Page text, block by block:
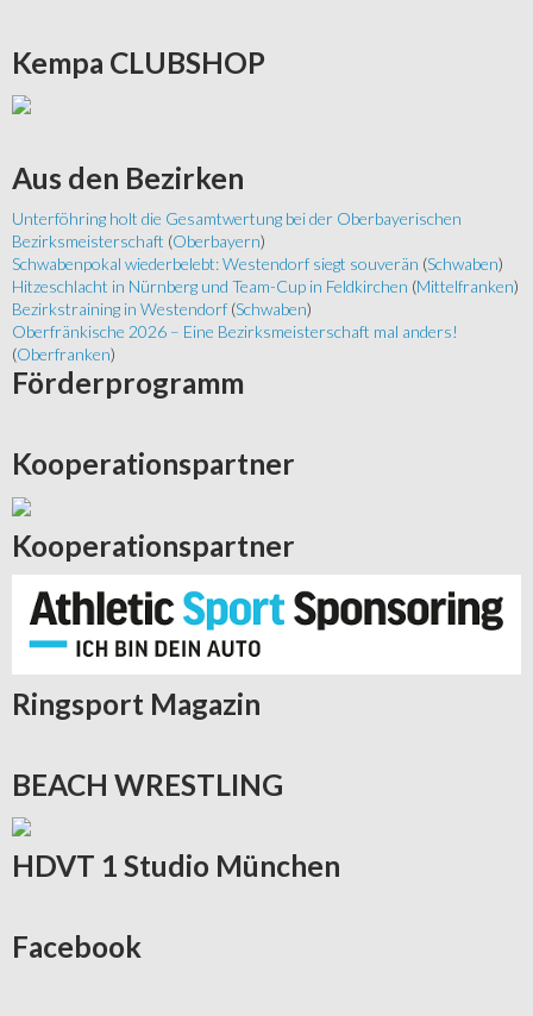
Kempa CLUBSHOP
Aus den Bezirken
Unterföhring holt die Gesamtwertung bei der Oberbayerischen
Bezirksmeisterschaft (Oberbayern)
Schwabenpokal wiederbelebt: Westendorf siegt souverän (Schwaben)
Hitzeschlacht in Nürnberg und Team-Cup in Feldkirchen (Mittelfranken)
Bezirkstraining in Westendorf (Schwaben)
Oberfränkische 2026 – Eine Bezirksmeisterschaft mal anders!
(Oberfranken)
Förderprogramm
Kooperationspartner
Kooperationspartner
Ringsport Magazin
BEACH WRESTLING
HDVT 1 Studio München
Facebook